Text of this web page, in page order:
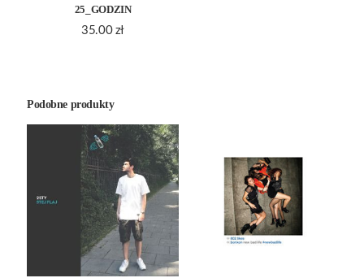
25_GODZIN
35.00 zł
Podobne produkty